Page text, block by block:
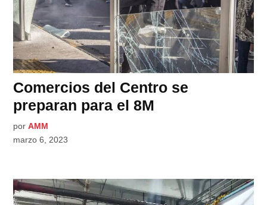
Comercios del Centro se
preparan para el 8M
por AMM
marzo 6, 2023